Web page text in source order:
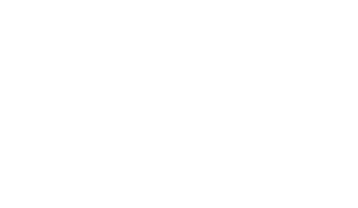
colossal, classificada do tipo “X”, foi liberada do Sol no começo
instável ainda está voltada para o planeta Terra. Com